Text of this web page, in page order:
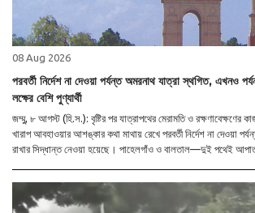
08 Aug 2026
পরবর্তী নির্দেশ না দেওয়া পর্যন্ত অমরনাথ যাত্রা স্থগিত, এখনও
লক্ষের বেশি পুণ্যার্থী
জম্মু, ৮ আগস্ট (হি.স.): বৃষ্টির পর যাত্রাপথের মেরামতি ও রক্ষণাবেক্ষণের
খারাপ আবহাওয়ার আশঙ্কার কথা মাথায় রেখে পরবর্তী নির্দেশ না দেওয়া
রাখার সিদ্ধান্ত নেওয়া হয়েছে। পাহেলগাঁও ও বালতাল—দুই পথেই